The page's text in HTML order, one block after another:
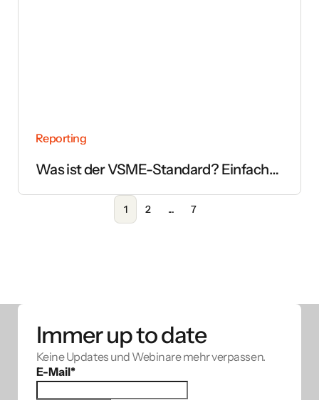
Reporting
Was ist der VSME-Standard? Einfach
1 2 ... 7
Immer up to date
Keine Updates und Webinare mehr verpassen.
E-Mail*